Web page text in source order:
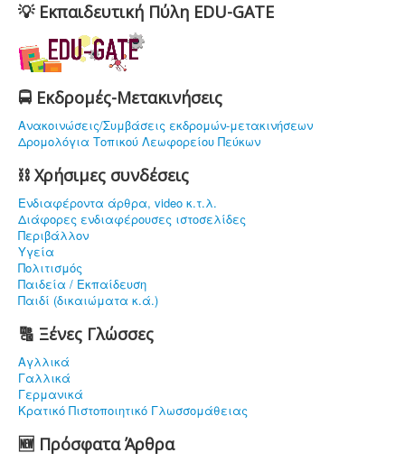
💡 Εκπαιδευτική Πύλη EDU-GATE
🚍 Εκδρομές-Μετακινήσεις
Ανακοινώσεις/Συμβάσεις εκδρομών-μετακινήσεων
Δρομολόγια Τοπικού Λεωφορείου Πεύκων
⛓ Χρήσιμες συνδέσεις
Ενδιαφέρoντα άρθρα, video κ.τ.λ.
Διάφορες ενδιαφέρουσες ιστοσελίδες
Περιβάλλον
Υγεία
Πολιτισμός
Παιδεία / Εκπαίδευση
Παιδί (δικαιώματα κ.ά.)
🔠 Ξένες Γλώσσες
Αγλλικά
Γαλλικά
Γερμανικά
Κρατικό Πιστοποιητικό Γλωσσομάθειας
🆕 Πρόσφατα Άρθρα